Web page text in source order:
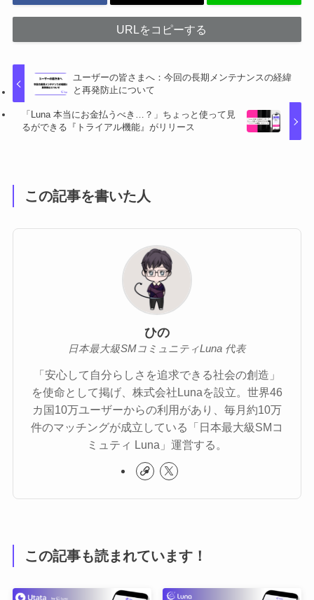
URLをコピーする
ユーザーの皆さまへ：今回の長期メンテナンスの経緯
と再発防止について
「Luna 本当にお金払うべき…？」ちょっと使って見
るができる『トライアル機能』がリリース
この記事を書いた人
ひの
日本最大級SMコミュニティLuna 代表
「安心して自分らしさを追求できる社会の創造」
を使命として掲げ、株式会社Lunaを設立。世界46
カ国10万ユーザーからの利用があり、毎月約10万
件のマッチングが成立している「日本最大級SMコ
ミュティ Luna」運営する。
この記事も読まれています！